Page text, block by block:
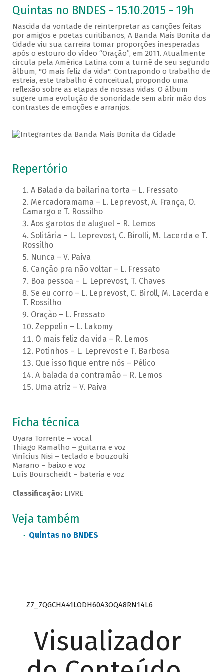
Quintas no BNDES - 15.10.2015 - 19h
Nascida da vontade de reinterpretar as canções feitas
por amigos e poetas curitibanos, A Banda Mais Bonita da
Cidade viu sua carreira tomar proporções inesperadas
após o estouro do vídeo “Oração”, em 2011. Atualmente
circula pela América Latina com a turnê de seu segundo
álbum, "O mais feliz da vida". Contrapondo o trabalho de
estreia, este trabalho é conceitual, propondo uma
reflexão sobre as etapas de nossas vidas. O álbum
sugere uma evolução de sonoridade sem abrir mão dos
contrastes de emoções e arranjos.
Repertório
A Balada da bailarina torta – L. Fressato
Mercadoramama – L. Leprevost, A. França, O.
Camargo e T. Rossilho
Aos garotos de aluguel – R. Lemos
Solitária – L. Leprevost, C. Birolli, M. Lacerda e T.
Rossilho
Nunca – V. Paiva
Canção pra não voltar – L. Fressato
Boa pessoa – L. Leprevost, T. Chaves
Se eu corro – L. Leprevost, C. Biroll, M. Lacerda e
T. Rossilho
Oração – L. Fressato
Zeppelin – L. Lakomy
O mais feliz da vida – R. Lemos
Potinhos – L. Leprevost e T. Barbosa
Que isso fique entre nós – Pélico
A balada da contramão – R. Lemos
Uma atriz – V. Paiva
Ficha técnica
Uyara Torrente – vocal
Thiago Ramalho – guitarra e voz
Vinícius Nisi – teclado e bouzouki
Marano – baixo e voz
Luís Bourscheidt – bateria e voz
Classificação:LIVRE
Veja também
Quintas no BNDES
Z7_7QGCHA41LODH60A3OQA8RN14L6
Visualizador